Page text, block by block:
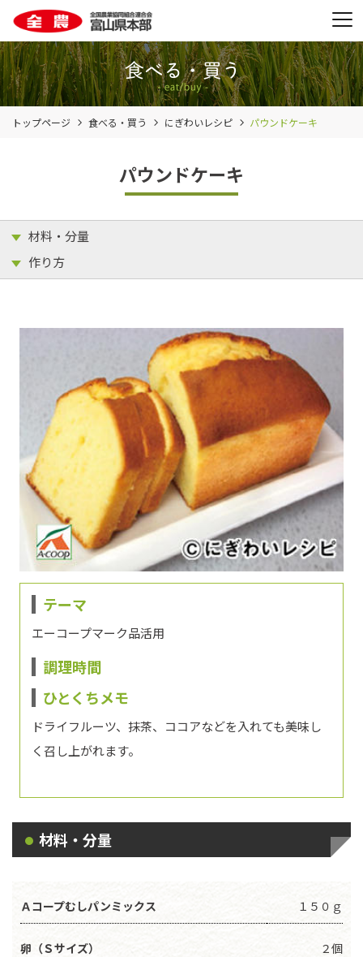
トップページ 食べる・買う にぎわいレシピ パウンドケーキ
パウンドケーキ
材料・分量
作り方
テーマ
エーコープマーク品活用
調理時間
ひとくちメモ
ドライフルーツ、抹茶、ココアなどを入れても美味し
く召し上がれます。
材料・分量
Ａコープむしパンミックス １５０ｇ
卵（Ｓサイズ） ２個